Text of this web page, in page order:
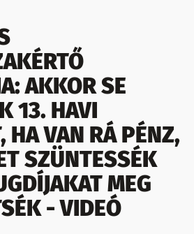
AKKOR SE
13. HAVI
HA VAN RÁ PÉNZ,
SZÜNTESSÉK
MEG
- VIDEÓ